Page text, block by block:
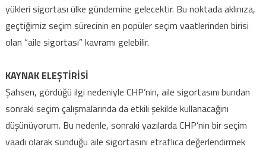
yükleri sigortası ülke gündemine gelecektir. Bu noktada aklınıza,
geçtiğimiz seçim sürecinin en popüler seçim vaatlerinden birisi
olan “aile sigortası” kavramı gelebilir.
KAYNAK ELEŞTİRİSİ
Şahsen, gördüğü ilgi nedeniyle CHP’nin, aile sigortasını bundan
sonraki seçim çalışmalarında da etkili şekilde kullanacağını
düşünüyorum. Bu nedenle, sonraki yazılarda CHP’nin bir seçim
vaadi olarak sunduğu aile sigortasını etraflıca değerlendirmek